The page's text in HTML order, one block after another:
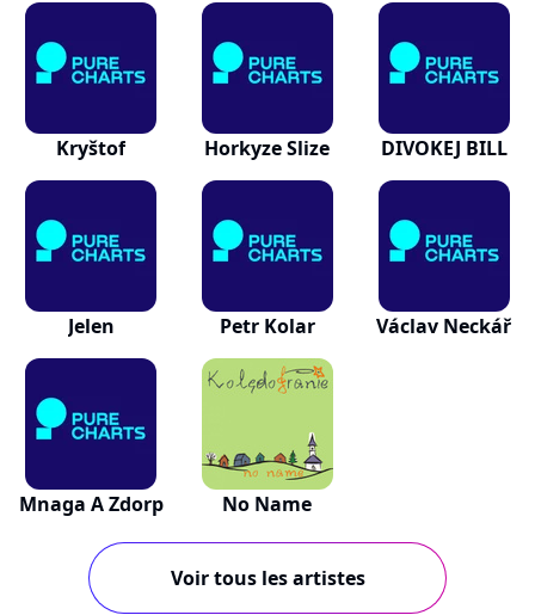
Kryštof Horkyze Slize DIVOKEJ BILL
Jelen Petr Kolar Václav Neckář
Mnaga A Zdorp No Name
Voir tous les artistes